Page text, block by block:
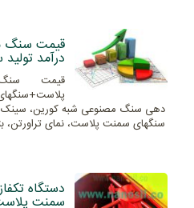
قیمت سنگ
درآمد
قیمت
دهی سنگ مصنوعی شبه کورین، سینک
سنگهای سمنت پلاست، نمای
دستگاه
سمنت